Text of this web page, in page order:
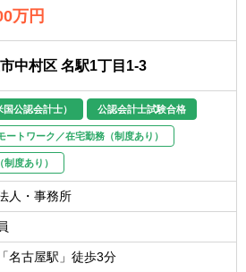
うため、高い視座での意思決定プロセ
れ、論理的思考力・経営感覚が磨かれ
内外の会計士・弁護士をはじめ、監
働する機会が豊富で、専門性とビジネ
をバランスよく伸ばせます。
連結決算にIFRSを適用しており、
知識・実務経験を習得できる希少な学
があります。
】
に極めて近いポジションで、意思決定
を担える
進出・上場の場面で：
・業務の再編・改善の場面で：
再編に係る会計支援
早期化を含む決算プロセス変更支援
会計の高度化支援
・決算オペレーション支援
ョンはご経験、スキルを考慮して選
確定します
万円
中村区 名駅1丁目1-3
公認会計士） 公認会計士試験合格
ートワーク／在宅勤務（制度あり）
度あり）
人・事務所
名古屋駅」徒歩3分